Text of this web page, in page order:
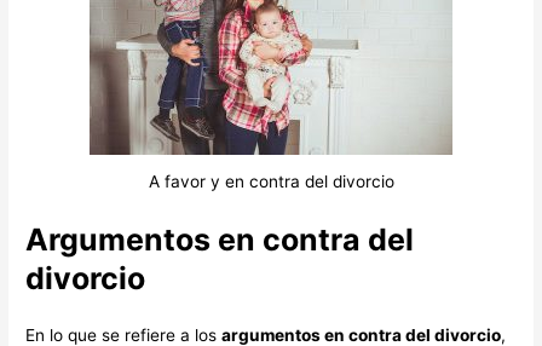
A favor y en contra del divorcio
Argumentos en contra del
divorcio
En lo que se refiere a losargumentos en contra del divorcio,